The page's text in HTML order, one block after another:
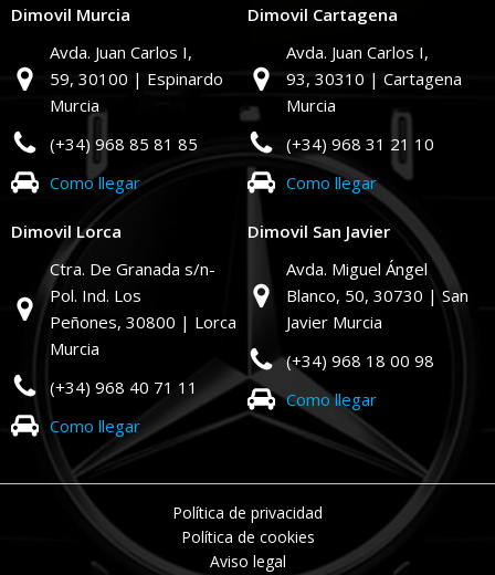
Dimovil Murcia
Avda. Juan Carlos I,
59, 30100 | Espinardo
Murcia
(+34) 968 85 81 85
Como llegar
Dimovil Cartagena
Avda. Juan Carlos I,
93, 30310 | Cartagena
Murcia
(+34) 968 31 21 10
Como llegar
Dimovil Lorca
Ctra. De Granada s/n-
Pol. Ind. Los
Peñones, 30800 | Lorca
Murcia
(+34) 968 40 71 11
Como llegar
Dimovil San Javier
Avda. Miguel Ángel
Blanco, 50, 30730 | San
Javier Murcia
(+34) 968 18 00 98
Como llegar
Política de privacidad
Política de cookies
Aviso legal